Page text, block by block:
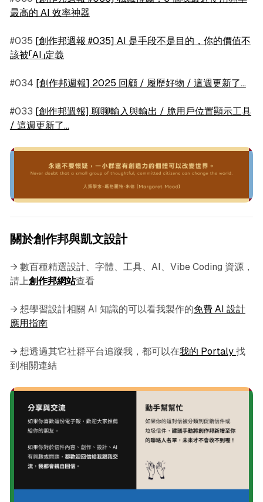
最高的 AI 效率神器
#035 [創作邦週報 #035] AI 是手段不是目的，你的價值不
該被「AI」定義
#034 [創作邦週報] 2025 回顧 / 履歷好物 / 這週更新了...
#033 [創作邦週報] 聊聊輸入與輸出 / 脆用戶位置顯示工具
/ 這週更新了...
關於創作邦與凱文設計
→ 數百種精選設計、字體、工具、AI、Vibe Coding 資源，
請上創作邦網站查看
→ 想學習設計相關 AI 知識的可以看我製作的免費 AI 設計
應用指南
→ 想透過其它社群平台追蹤我，都可以在我的 Portaly 找
到相關連結